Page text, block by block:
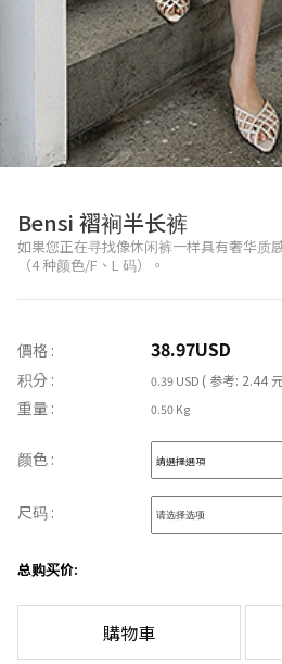
Bensi 褶裥半长裤
如果您正在寻找像休闲裤一样具有奢华质
（4 种颜色/F、L 码）。
價格 : 38.97USD
积分 : 0.39 USD ( 参考: 2.44
重量 : 0.50 Kg
颜色 :
尺码 :
总购买价:
購物車